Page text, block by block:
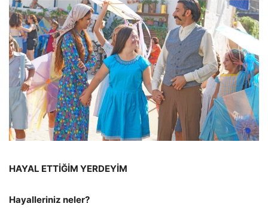
HAYAL ETTİĞİM YERDEYİM
Hayalleriniz neler?